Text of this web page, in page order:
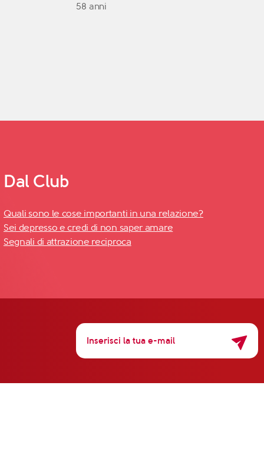
58 anni
Dal Club
Quali sono le cose importanti in una relazione?
Sei depresso e credi di non saper amare
Segnali di attrazione reciproca